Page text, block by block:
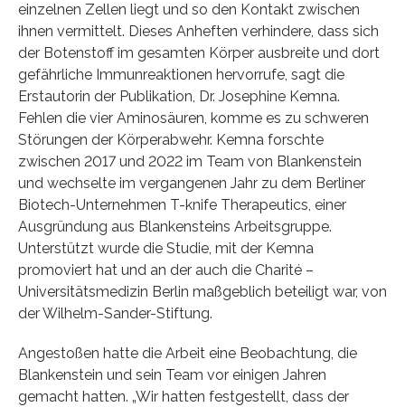
einzelnen Zellen liegt und so den Kontakt zwischen
ihnen vermittelt. Dieses Anheften verhindere, dass sich
der Botenstoff im gesamten Körper ausbreite und dort
gefährliche Immunreaktionen hervorrufe, sagt die
Erstautorin der Publikation, Dr. Josephine Kemna.
Fehlen die vier Aminosäuren, komme es zu schweren
Störungen der Körperabwehr. Kemna forschte
zwischen 2017 und 2022 im Team von Blankenstein
und wechselte im vergangenen Jahr zu dem Berliner
Biotech-Unternehmen T-knife Therapeutics, einer
Ausgründung aus Blankensteins Arbeitsgruppe.
Unterstützt wurde die Studie, mit der Kemna
promoviert hat und an der auch die Charité –
Universitätsmedizin Berlin maßgeblich beteiligt war, von
der Wilhelm-Sander-Stiftung.
Angestoßen hatte die Arbeit eine Beobachtung, die
Blankenstein und sein Team vor einigen Jahren
gemacht hatten. „Wir hatten festgestellt, dass der